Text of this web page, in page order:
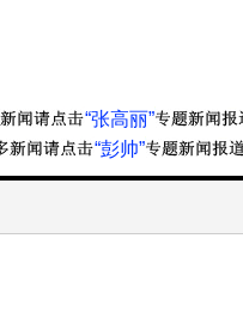
“张高丽”
“彭帅”